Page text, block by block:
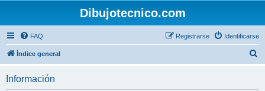
Dibujotecnico.com
FAQ Identificarse
Registrarse
Índice general
Información